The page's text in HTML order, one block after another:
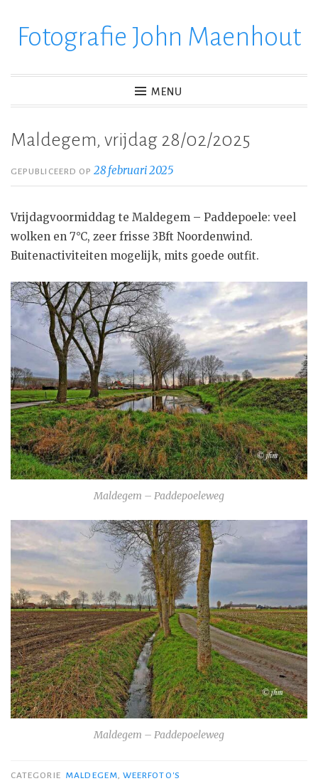
verderFotografie John Maenhout
MENU
Maldegem, vrijdag 28/02/2025
GEPUBLICEERD OP28 februari 2025
Vrijdagvoormiddag te Maldegem – Paddepoele: veel
wolken en 7°C, zeer frisse 3Bft Noordenwind.
Buitenactiviteiten mogelijk, mits goede outfit.
Maldegem – Paddepoeleweg
Maldegem – Paddepoeleweg
CATEGORIE MALDEGEM, WEERFOTO'S